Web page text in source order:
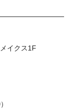
イクス1F